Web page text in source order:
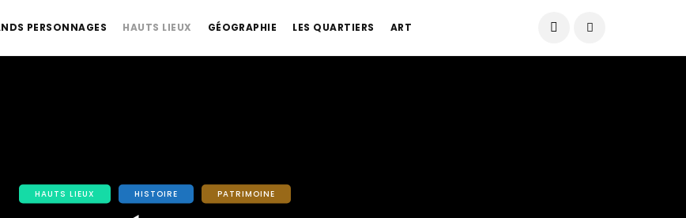
PERSONNAGES HAUTS LIEUX GÉOGRAPHIE LES QUARTIERS ART
HAUTS LIEUX HISTOIRE PATRIMOINE